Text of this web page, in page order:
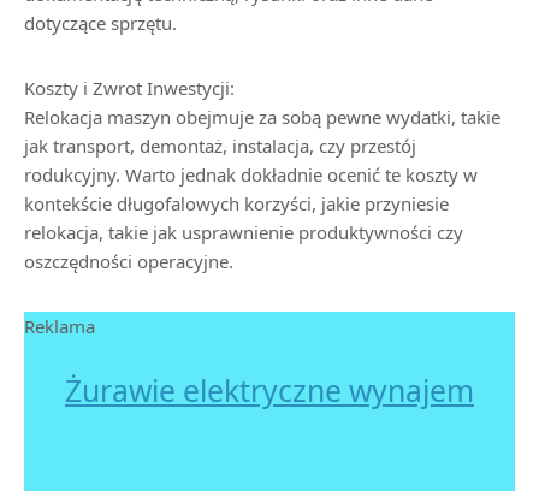
dotyczące sprzętu.
Koszty i Zwrot Inwestycji:
Relokacja maszyn obejmuje za sobą pewne wydatki, takie
jak transport, demontaż, instalacja, czy przestój
rodukcyjny. Warto jednak dokładnie ocenić te koszty w
kontekście długofalowych korzyści, jakie przyniesie
relokacja, takie jak usprawnienie produktywności czy
oszczędności operacyjne.
Reklama
Żurawie elektryczne wynajem